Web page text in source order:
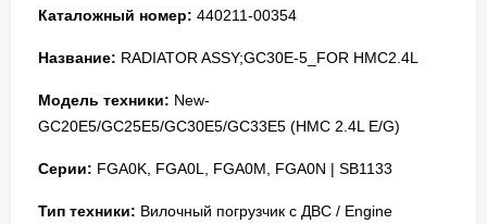
Каталожный номер: 440211-00354
Название: RADIATOR ASSY;GC30E-5_FOR HMC2.4L
Модель техники: New-
GC20E5/GC25E5/GC30E5/GC33E5 (HMC 2.4L E/G)
Серии: FGA0K, FGA0L, FGA0M, FGA0N | SB1133
Тип техники: Вилочный погрузчик с ДВС / Engine